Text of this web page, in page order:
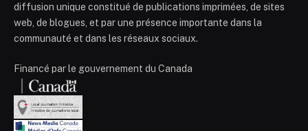
diffusion unique constitué de publications imprimées, de sites
web, de blogues, et par une présence importante dans la
communauté et dans les réseaux sociaux.
Financé par le gouvernement du Canada